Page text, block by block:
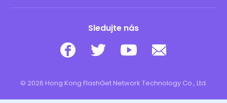
Sledujte nás
© 2026 Hong Kong FlashGet Network Technology Co., Ltd.